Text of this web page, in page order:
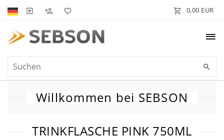
0,00 EUR
Willkommen bei SEBSON
TRINKFLASCHE PINK 750ML